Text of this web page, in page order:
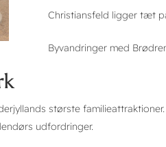
Christiansfeld ligger tæt
Byvandringer med
største
udfordringer.